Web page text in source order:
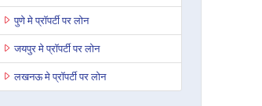
पुणे मे प्रॉपर्टी पर लोन
जयपुर मे प्रॉपर्टी पर लोन
लखनऊ मे प्रॉपर्टी पर लोन